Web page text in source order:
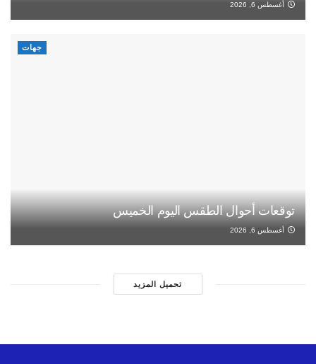
أغسطس 6, 2026
جهات
توقعات أحوال الطقس اليوم الخميس
أغسطس 6, 2026
تحميل المزيد